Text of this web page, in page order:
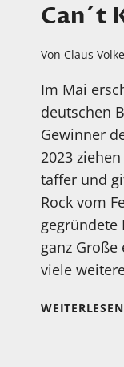
Can´t
Von Claus Volke
Im Mai
deutschen
Gewinner
2023
taffer und
Rock vom
gegründete
ganz
viele
WEITERLESEN